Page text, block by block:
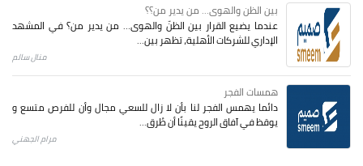
بين الظن والهوى... من يدير من؟؟
عندما يضيع القرار بين الظنّ والهوى… من يدير من؟ في المشهد
الإداري للشركات الأهلية، تظهر بين...
منال سالم
همسات الفجر
دائما يهمس الفجر لنا بأن لا زال للسعي مجال وأن للفرص متسع و
يوقظ في آفاق الروح يقينًا أن طُرق...
مرام الجهني